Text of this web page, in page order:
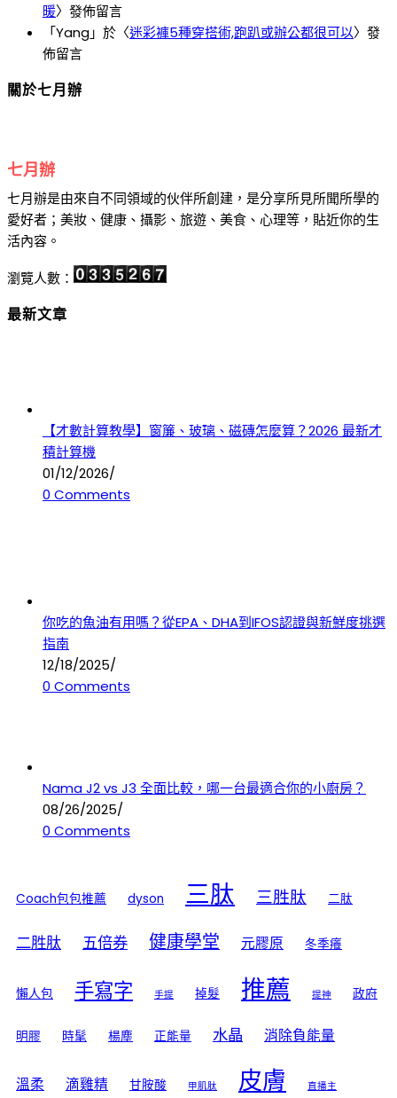
包
暖〉發佈留言
「Yang」於〈迷彩褲5種穿搭術,跑趴或辦公都很可以〉發
佈留言
關於七月辦
七月辦
七月辦是由來自不同領域的伙伴所創建，是分享所見所聞所學的
愛好者；美妝、健康、攝影、旅遊、美食、心理等，貼近你的生
活內容。
瀏覽人數：
最新文章
【才數計算教學】窗簾、玻璃、磁磚怎麼算？2026 最新才
積計算機
01/12/2026/
0 Comments
你吃的魚油有用嗎？從EPA、DHA到IFOS認證與新鮮度挑選
指南
12/18/2025/
0 Comments
Nama J2 vs J3 全面比較，哪一台最適合你的小廚房？
08/26/2025/
0 Comments
Coach包包推薦 dyson 三肽 三胜肽 二肽
二胜肽 五倍券 健康學堂 元膠原 冬季癢
懶人包 手寫字 手提 掉髮 推薦 提神 政府
明膠 時髦 楊塵 正能量 水晶 消除負能量
溫柔 滴雞精 甘胺酸 甲肌肽 皮膚 直播主